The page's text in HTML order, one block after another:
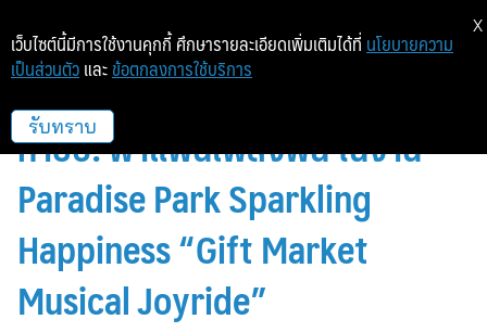
“อิ้งค์ วรันธร” นำทีมความสุขส่ง
ท้ายปี! พาแฟนเพลงฟิน ในงาน
Paradise Park Sparkling
Happiness “Gift Market
Musical Joyride”
เว็บไซต์นี้มีการใช้งานคุกกี้ ศึกษารายละเอียดเพิ่มเติมได้ที่ นโยบายความ
เป็นส่วนตัว และ ข้อตกลงการใช้บริการ
รับทราบ
X